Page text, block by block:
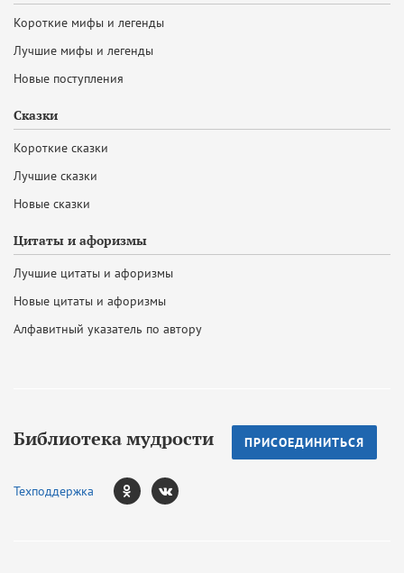
Короткие мифы и легенды
Лучшие мифы и легенды
Новые поступления
Сказки
Короткие сказки
Лучшие сказки
Новые сказки
Цитаты и афоризмы
Лучшие цитаты и афоризмы
Новые цитаты и афоризмы
Алфавитный указатель по автору
Библиотека мудрости ПРИСОЕДИНИТЬСЯ
Техподдержка